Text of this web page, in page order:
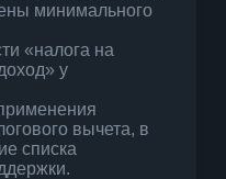
минимального
«налога на
у
вычета, в
списка